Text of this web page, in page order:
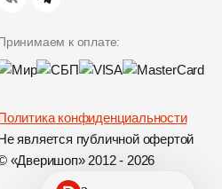
к оплате:
конфиденциальности
является публичной офертой
«Дверишоп» 2012 - 2026